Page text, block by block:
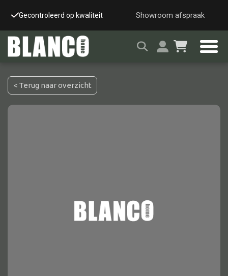
Gecontroleerd op kwaliteit Snelle & veilige
Showroom afspraak
< Terug naar overzicht